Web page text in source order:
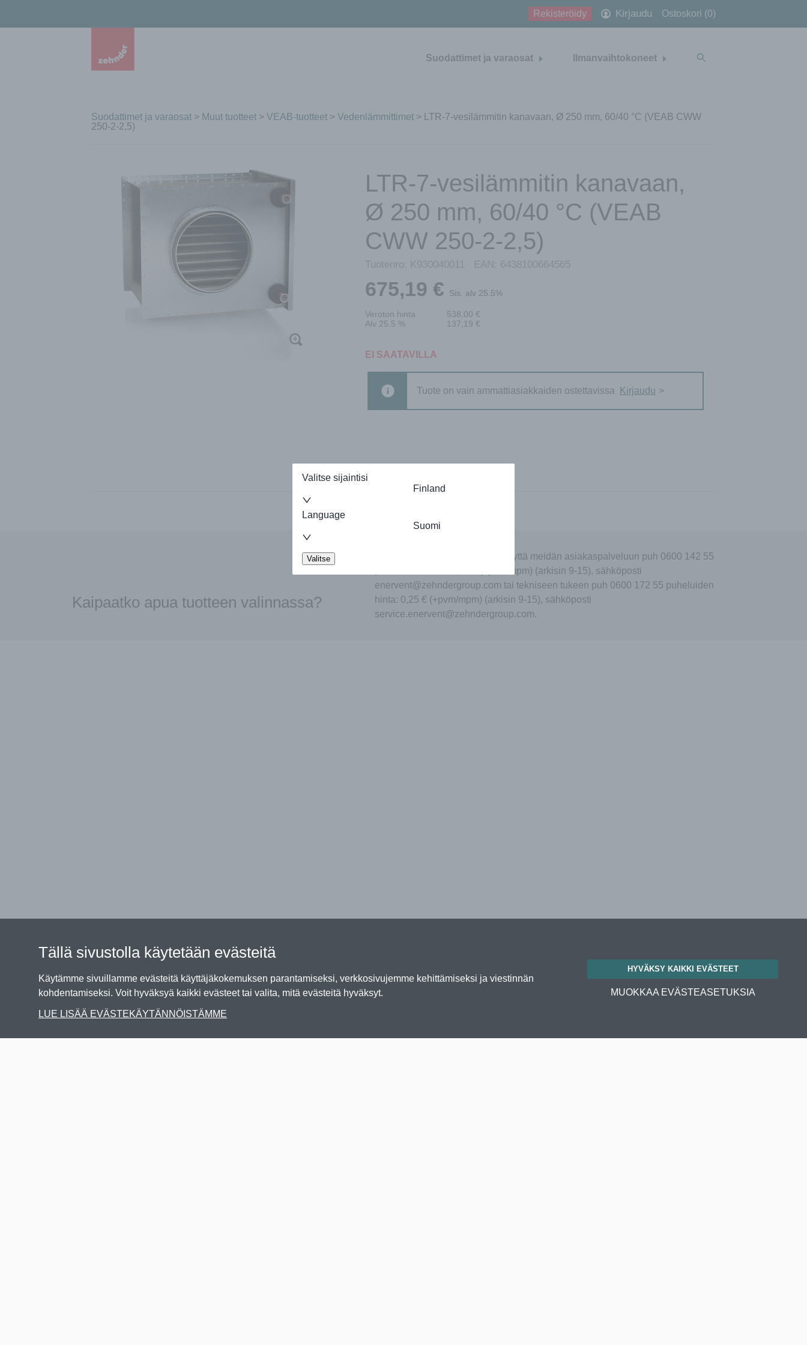
Suodattimet ja varaosat Ilmanvaihtokoneet
Valitse sijaintisi
Finland
Language
Suomi
Valitse
Rekisteröidy Kirjaudu Ostoskori (0)
Suodattimet ja varaosat > Muut tuotteet > VEAB-tuotteet > Vedenlämmittimet > LTR-7-vesilämmitin kanavaan, Ø 250 mm, 60/40 °C (VEAB CWW
250-2-2,5)
LTR-7-vesilämmitin kanavaan,
Ø 250 mm, 60/40 °C (VEAB
CWW 250-2-2,5)
Tuotenro: K930040011 EAN: 6438100664565
675,19 € Sis. alv 25.5%
Veroton hinta 538,00 €
Alv 25.5 %
137,19 €
EI SAATAVILLA
Tuote on vain ammattiasiakkaiden ostettavissa Kirjaudu
Kaipaatko apua tuotteen valinnassa?
Autamme mielellämme. Ota yhteyttä meidän asiakaspalveluun puh 0600 142 55
puheluiden hinta: 0,25 € (+pvm/mpm) (arkisin 9-15), sähköposti
enervent@zehndergroup.com tai tekniseen tukeen puh 0600 172 55 puheluiden
hinta: 0,25 € (+pvm/mpm) (arkisin 9-15), sähköposti
service.enervent@zehndergroup.com.
Tällä sivustolla käytetään evästeitä
Käytämme sivuillamme evästeitä käyttäjäkokemuksen parantamiseksi, verkkosivujemme kehittämiseksi ja viestinnän
kohdentamiseksi. Voit hyväksyä kaikki evästeet tai valita, mitä evästeitä hyväksyt.
LUE LISÄÄ EVÄSTEKÄYTÄNNÖISTÄMME
HYVÄKSY KAIKKI EVÄSTEET
MUOKKAA EVÄSTEASETUKSIA